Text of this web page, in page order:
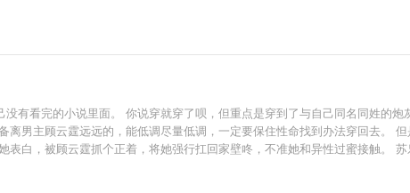
有看完的小说里面。 你说穿就穿了呗，但重点是穿到了与自己同名同姓的
男主顾云霆远远的，能低调尽量低调，一定要保住性命找到办法穿回去。
白，被顾云霆抓个正着，将她强行扛回家壁咚，不准她和异性过蜜接触。
乐安也只有认命，老老实实的做顾夫人。 结婚证一出，顾云霆每天就是没